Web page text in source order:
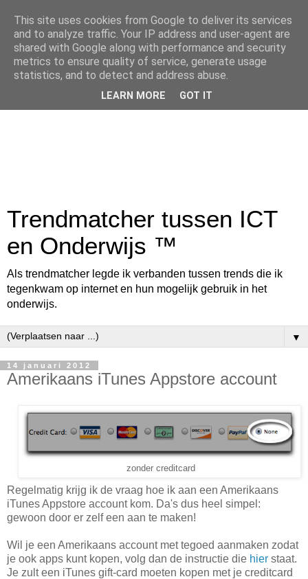
Trendmatcher tussen ICT
en Onderwijs ™
Als trendmatcher legde ik verbanden tussen trends die ik
tegenkwam op internet en hun mogelijk gebruik in het
onderwijs.
▼
14 januari 2012
Amerikaans iTunes Appstore account
zonder creditcard
Regelmatig krijg ik de vraag hoe ik aan een Amerikaans
iTunes Appstore account kom. Da's dus heel simpel:
gewoon door er zelf een aan te maken!
Wil je een Amerikaans account met tegoed aanmaken zodat
je ook apps kunt kopen, volg dan de instructie die hier staat.
Je zult een iTunes gift-card moeten kopen met je creditcard
This site uses cookies from Google to deliver its services
and to analyze traffic. Your IP address and user-agent are
shared with Google along with performance and security
metrics to ensure quality of service, generate usage
statistics, and to detect and address abuse.
LEARN MORE GOT IT